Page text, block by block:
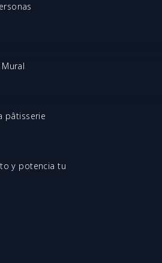
pâtisserie
y potencia tu